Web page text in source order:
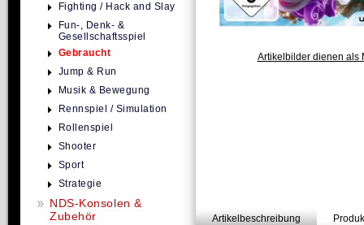
Artikelbilder dienen als
Artikelbeschreibung
Fighting / Hack and Slay
Fun-, Denk- &
Gesellschaftsspiel
Gebraucht
Jump & Run
Musik & Bewegung
Rennspiel / Simulation
Rollenspiel
Shooter
Sport
Strategie
NDS-Konsolen &
Zubehör